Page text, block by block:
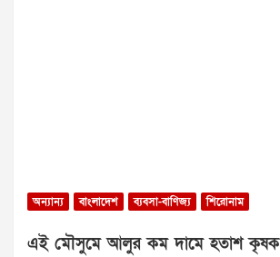
অন্যান্য বাংলাদেশ ব্যবসা-বাণিজ্য শিরোনাম
এই মৌসুমে আলুর কম দামে হতাশ কৃষক